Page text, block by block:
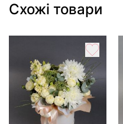
Схожі товари